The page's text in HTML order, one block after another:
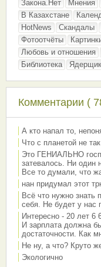
Закона.Нет
Мнения
В Казахстане
HotNews
Скандалы
Фотоотчёты
Любовь и отношения
Библиотека
Ядерщик
Комментарии (
А кто напал то,
Что с планетой не
Это ГЕНИАЛЬНО
затевалось. Ни один
Все то думали, что
нан придумал этот
Всё что нужно знать
себя. Не будет у нас
Интересно - 20 лет 6
И зарплата должна
достаточности. Как
Не ну, а что? Круто
Экологично